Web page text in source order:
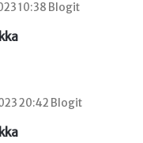
10:38 Blogit
20:42 Blogit